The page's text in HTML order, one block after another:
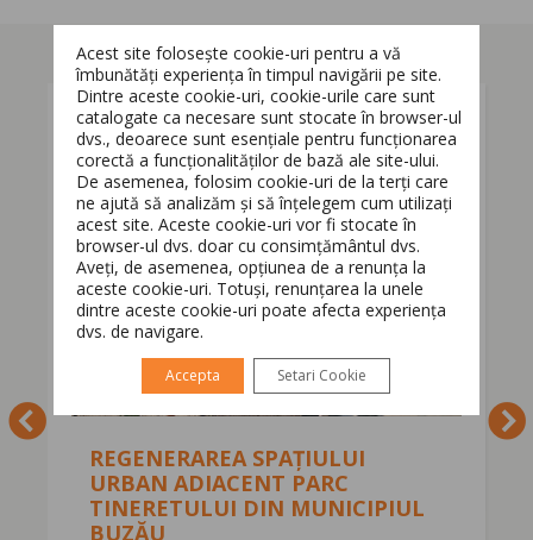
REGENERAREA SPAȚIULUI
URBAN ADIACENT PARC
TINERETULUI DIN MUNICIPIUL
BUZĂU
Switch The Language
Română English
Acest site folosește cookie-uri pentru a vă
îmbunătăți experiența în timpul navigării pe site.
Dintre aceste cookie-uri, cookie-urile care sunt
catalogate ca necesare sunt stocate în browser-ul
dvs., deoarece sunt esențiale pentru funcționarea
corectă a funcționalităților de bază ale site-ului.
De asemenea, folosim cookie-uri de la terți care
ne ajută să analizăm și să înțelegem cum utilizați
acest site. Aceste cookie-uri vor fi stocate în
browser-ul dvs. doar cu consimțământul dvs.
Aveți, de asemenea, opțiunea de a renunța la
aceste cookie-uri. Totuși, renunțarea la unele
dintre aceste cookie-uri poate afecta experiența
dvs. de navigare.
Accepta Setari Cookie